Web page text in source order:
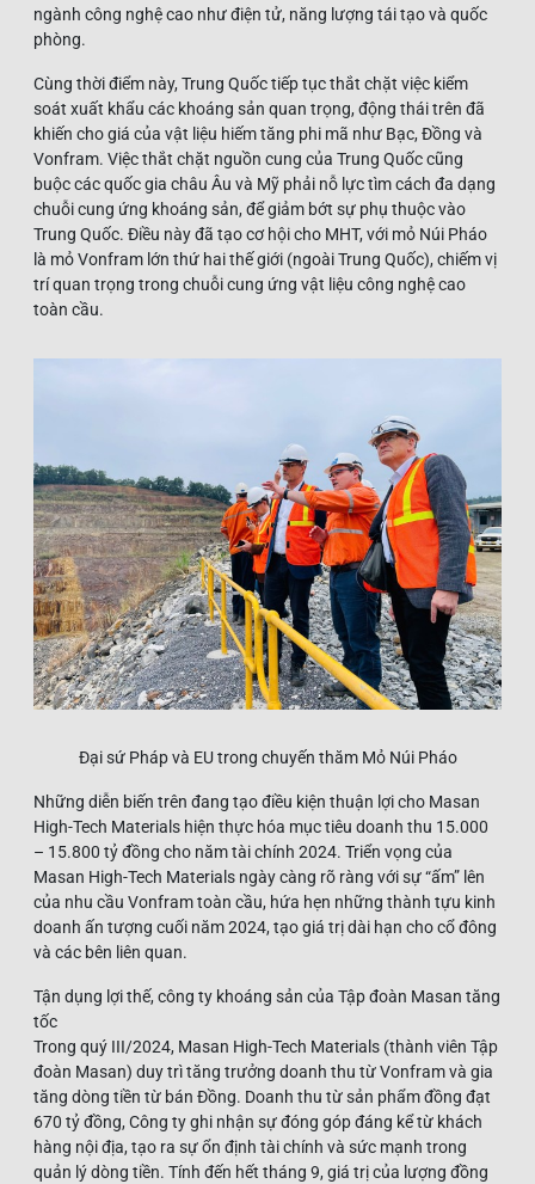
ngành công nghệ cao như điện tử, năng lượng tái tạo và quốc
phòng.
Cùng thời điểm này, Trung Quốc tiếp tục thắt chặt việc kiểm
soát xuất khẩu các khoáng sản quan trọng, động thái trên đã
khiến cho giá của vật liệu hiếm tăng phi mã như Bạc, Đồng và
Vonfram. Việc thắt chặt nguồn cung của Trung Quốc cũng
buộc các quốc gia châu Âu và Mỹ phải nỗ lực tìm cách đa dạng
chuỗi cung ứng khoáng sản, để giảm bớt sự phụ thuộc vào
Trung Quốc. Điều này đã tạo cơ hội cho MHT, với mỏ Núi Pháo
là mỏ Vonfram lớn thứ hai thế giới (ngoài Trung Quốc), chiếm vị
trí quan trọng trong chuỗi cung ứng vật liệu công nghệ cao
toàn cầu.
Đại sứ Pháp và EU trong chuyến thăm Mỏ Núi Pháo
Những diễn biến trên đang tạo điều kiện thuận lợi cho Masan
High-Tech Materials hiện thực hóa mục tiêu doanh thu 15.000
– 15.800 tỷ đồng cho năm tài chính 2024. Triển vọng của
Masan High-Tech Materials ngày càng rõ ràng với sự “ấm” lên
của nhu cầu Vonfram toàn cầu, hứa hẹn những thành tựu kinh
doanh ấn tượng cuối năm 2024, tạo giá trị dài hạn cho cổ đông
và các bên liên quan.
Tận dụng lợi thế, công ty khoáng sản của Tập đoàn Masan tăng
tốc
Trong quý III/2024, Masan High-Tech Materials (thành viên Tập
đoàn Masan) duy trì tăng trưởng doanh thu từ Vonfram và gia
tăng dòng tiền từ bán Đồng. Doanh thu từ sản phẩm đồng đạt
670 tỷ đồng, Công ty ghi nhận sự đóng góp đáng kể từ khách
hàng nội địa, tạo ra sự ổn định tài chính và sức mạnh trong
quản lý dòng tiền. Tính đến hết tháng 9, giá trị của lượng đồng